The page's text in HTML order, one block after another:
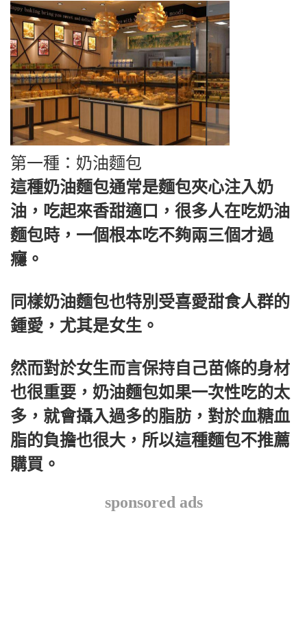
第一種：奶油麵包
這種奶油麵包通常是麵包夾心注入奶
油，吃起來香甜適口，很多人在吃奶油
麵包時，一個根本吃不夠兩三個才過
癮。
同樣奶油麵包也特別受喜愛甜食人群的
鍾愛，尤其是女生。
然而對於女生而言保持自己苗條的身材
也很重要，奶油麵包如果一次性吃的太
多，就會攝入過多的脂肪，對於血糖血
脂的負擔也很大，所以這種麵包不推薦
購買。
sponsored ads